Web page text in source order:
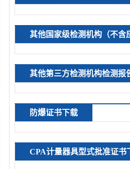
其他国家级检测机构（不含
其他第三方检测机构检测报
防爆证书下载
CPA计量器具型式批准证书